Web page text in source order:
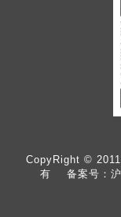
CopyRight ©
有 备案号：